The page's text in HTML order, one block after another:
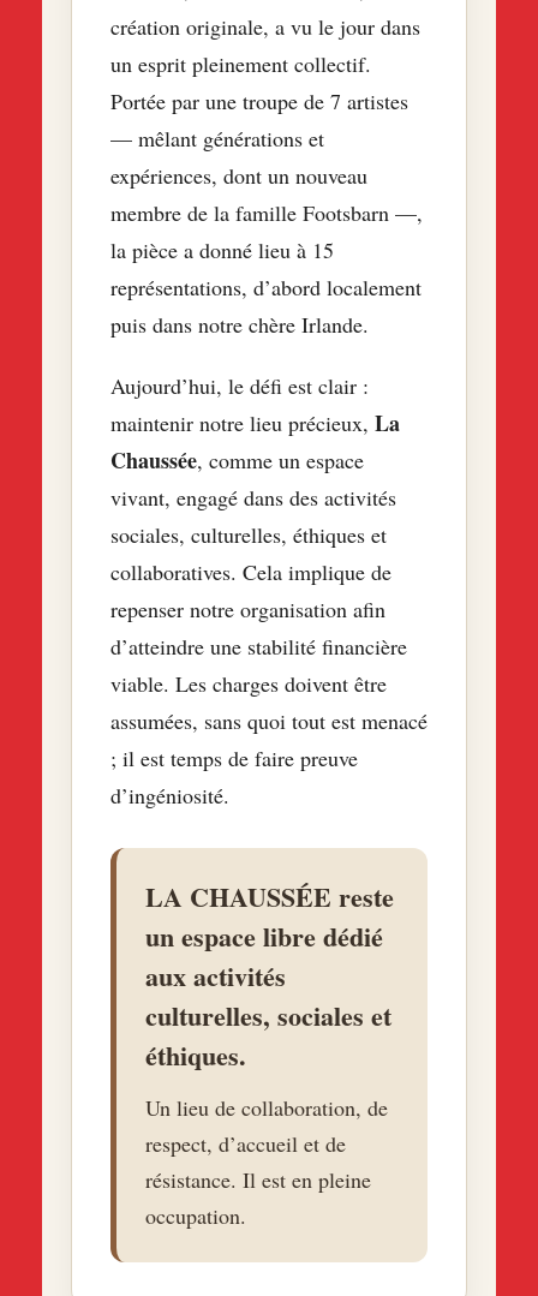
création originale, a vu le jour dans
un esprit pleinement collectif.
Portée par une troupe de 7 artistes
— mêlant générations et
expériences, dont un nouveau
membre de la famille Footsbarn —,
la pièce a donné lieu à 15
représentations, d’abord localement
puis dans notre chère Irlande.
Aujourd’hui, le défi est clair :
maintenir notre lieu précieux, La
Chaussée, comme un espace
vivant, engagé dans des activités
sociales, culturelles, éthiques et
collaboratives. Cela implique de
repenser notre organisation afin
d’atteindre une stabilité financière
viable. Les charges doivent être
assumées, sans quoi tout est menacé
; il est temps de faire preuve
d’ingéniosité.
LA CHAUSSÉE reste
un espace libre dédié
aux activités
culturelles, sociales et
éthiques.
Un lieu de collaboration, de
respect, d’accueil et de
résistance. Il est en pleine
occupation.